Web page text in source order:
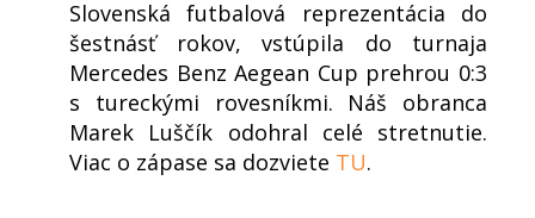
Slovenská futbalová reprezentácia do
šestnásť rokov, vstúpila do turnaja
Mercedes Benz Aegean Cup prehrou 0:3
s tureckými rovesníkmi. Náš obranca
Marek Luščík odohral celé stretnutie.
Viac o zápase sa dozviete TU.